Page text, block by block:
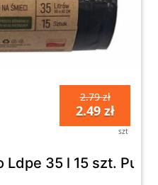
2.79 zł
2.49 zł
szt
Ldpe 35 l 15 szt.